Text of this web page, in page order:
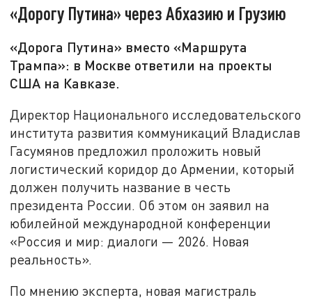
«Дорогу Путина» через Абхазию и Грузию
«Дорога Путина» вместо «Маршрута
Трампа»: в Москве ответили на проекты
США на Кавказе.
Директор Национального исследовательского
института развития коммуникаций Владислав
Гасумянов предложил проложить новый
логистический коридор до Армении, который
должен получить название в честь
президента России. Об этом он заявил на
юбилейной международной конференции
«Россия и мир: диалоги — 2026. Новая
реальность».
По мнению эксперта, новая магистраль